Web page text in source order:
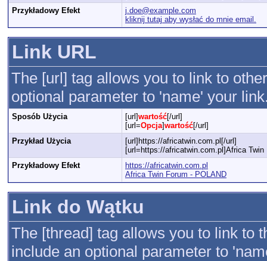
Przykładowy Efekt
j.doe@example.com
kliknij tutaj aby wysłać do mnie email.
Link URL
The [url] tag allows you to link to
optional parameter to 'name' your
Sposób Użycia [url]wartość[/url]
[url=Opcja]wartość[/url]
Przykład Użycia
[url]https://africatwin.com.pl[/url]
[url=https://africatwin.com.pl]Africa
Przykładowy Efekt
https://africatwin.com.pl
Africa Twin Forum - POLAND
Link do Wątku
The [thread] tag allows you to link to
include an optional parameter to